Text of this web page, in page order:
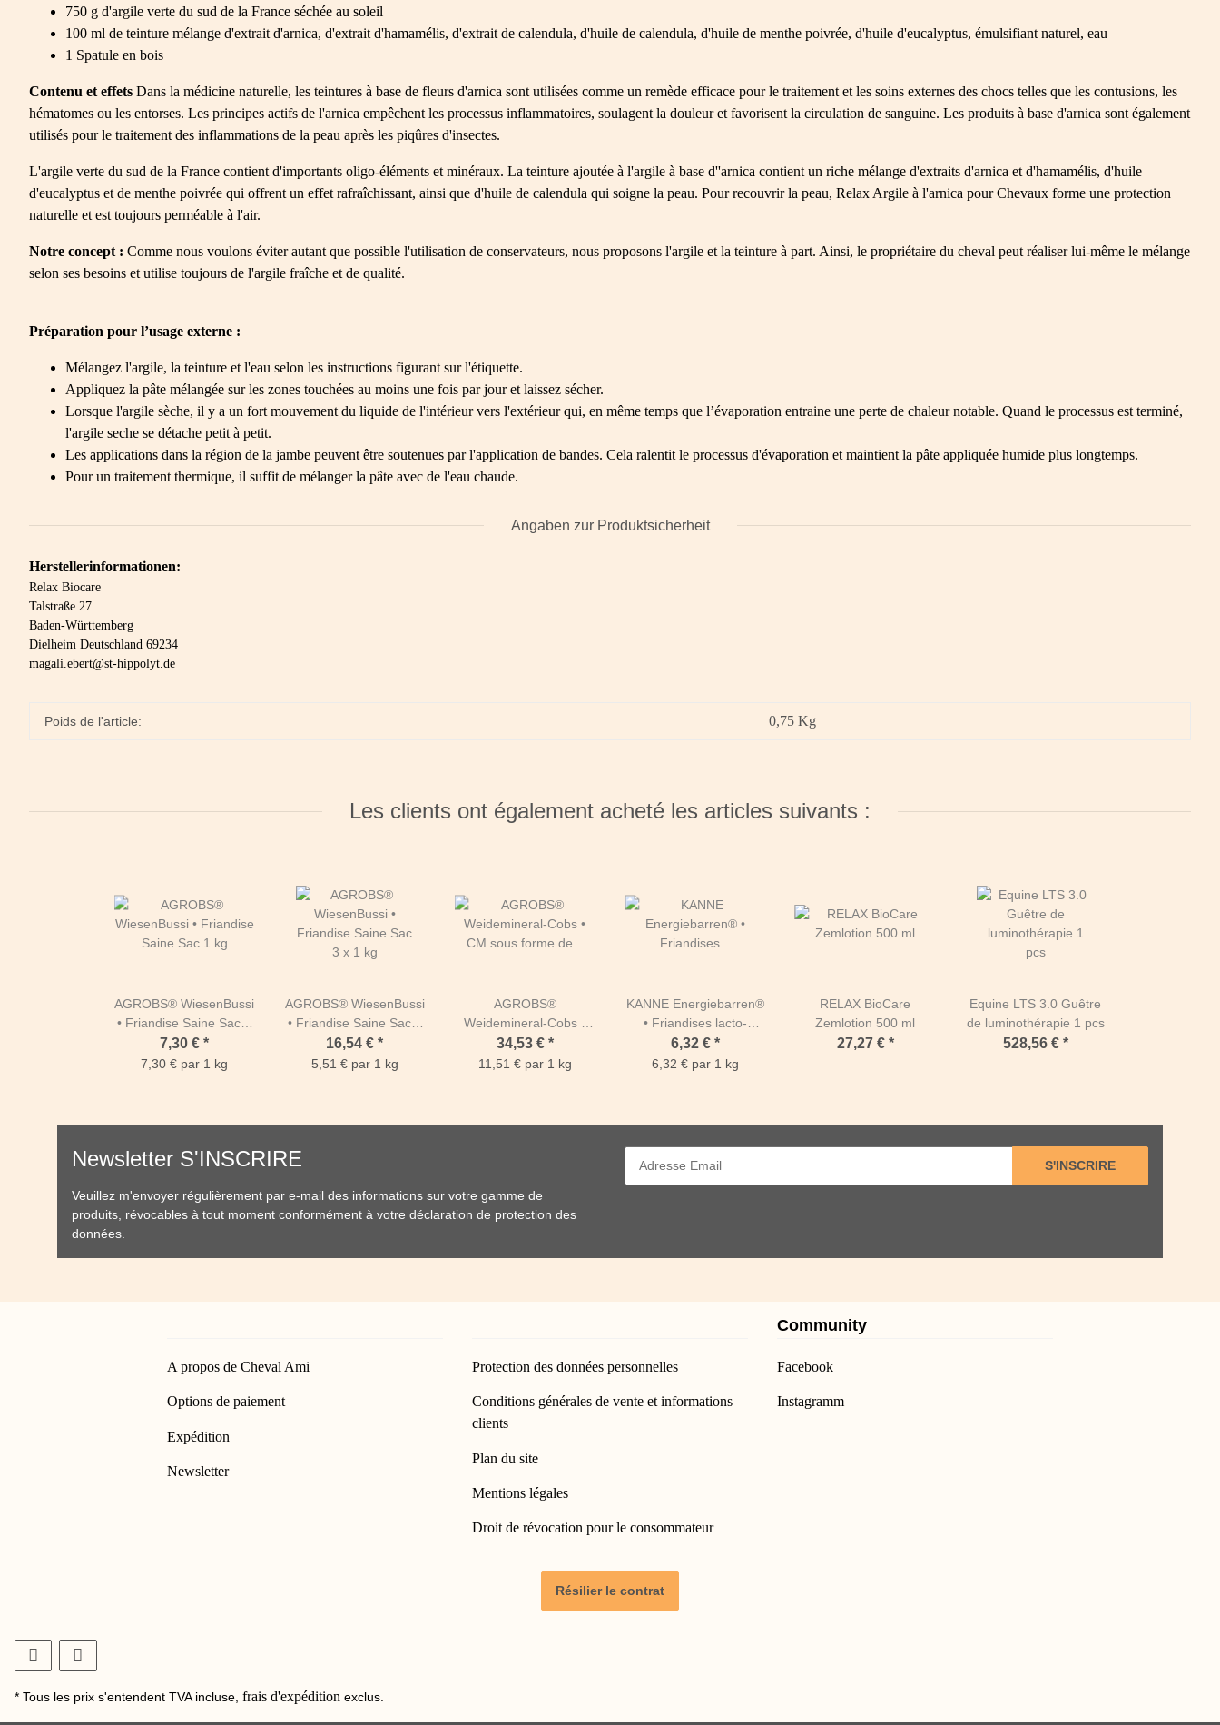
750 g d'argile verte du sud de la France séchée au soleil
100 ml de teinture mélange d'extrait d'arnica, d'extrait d'hamamélis, d'extrait de calendula, d'huile de calendula, d'huile de menthe poivrée, d'huile d'eucalyptus, émulsifiant naturel, eau
1 Spatule en bois
Contenu et effets Dans la médicine naturelle, les teintures à base de fleurs d'arnica sont utilisées comme un remède efficace pour le traitement et les soins externes des chocs telles que les contusions, les
hématomes ou les entorses. Les principes actifs de l'arnica empêchent les processus inflammatoires, soulagent la douleur et favorisent la circulation de sanguine. Les produits à base d'arnica sont également
utilisés pour le traitement des inflammations de la peau après les piqûres d'insectes.
L'argile verte du sud de la France contient d'importants oligo-éléments et minéraux. La teinture ajoutée à l'argile à base d''arnica contient un riche mélange d'extraits d'arnica et d'hamamélis, d'huile
d'eucalyptus et de menthe poivrée qui offrent un effet rafraîchissant, ainsi que d'huile de calendula qui soigne la peau. Pour recouvrir la peau, Relax Argile à l'arnica pour Chevaux forme une protection
naturelle et est toujours perméable à l'air.
Notre concept : Comme nous voulons éviter autant que possible l'utilisation de conservateurs, nous proposons l'argile et la teinture à part. Ainsi, le propriétaire du cheval peut réaliser lui-même le mélange
selon ses besoins et utilise toujours de l'argile fraîche et de qualité.
Préparation pour l’usage externe :
Mélangez l'argile, la teinture et l'eau selon les instructions figurant sur l'étiquette.
Appliquez la pâte mélangée sur les zones touchées au moins une fois par jour et laissez sécher.
Lorsque l'argile sèche, il y a un fort mouvement du liquide de l'intérieur vers l'extérieur qui, en même temps que l’évaporation entraine une perte de chaleur notable. Quand le processus est terminé,
l'argile seche se détache petit à petit.
Les applications dans la région de la jambe peuvent être soutenues par l'application de bandes. Cela ralentit le processus d'évaporation et maintient la pâte appliquée humide plus longtemps.
Pour un traitement thermique, il suffit de mélanger la pâte avec de l'eau chaude.
Angaben zur Produktsicherheit
Herstellerinformationen:
Relax Biocare
Talstraße 27
Baden-Württemberg
Dielheim Deutschland 69234
magali.ebert@st-hippolyt.de
Poids de l'article: 0,75 Kg
Les clients ont également acheté les articles suivants :
AGROBS® WiesenBussi
• Friandise Saine Sac 1
kg
7,30 €*
7,30 € par 1 kg
AGROBS® WiesenBussi
• Friandise Saine Sac 3
x 1 kg
16,54 €*
5,51 € par 1 kg
AGROBS®
Weidemineral-Cobs •
CM sous forme de
friandise 3 kg
34,53 € *
11,51 € par 1 kg
KANNE Energiebarren®
• Friandises lacto-
fermentées 1 kg
6,32 € *
6,32 € par 1 kg
RELAX BioCare
Zemlotion 500 ml
27,27 € *
Equine LTS 3.0 Guêtre
de luminothérapie 1 pcs
528,56 € *
Newsletter S'INSCRIRE
Veuillez m'envoyer régulièrement par e-mail des informations sur votre gamme de
produits, révocables à tout moment conformément à votre déclaration de protection des
données
S'INSCRIRE
A propos de Cheval Ami
Options de paiement
Expédition
Newsletter
Protection des données personnelles
Conditions générales de vente et informations
clients
Plan du site
Mentions légales
Droit de révocation pour le consommateur
Community
Facebook
Instagramm
Résilier le contrat
* Tous les prix s'entendent TVA incluse, frais d'expédition exclus.